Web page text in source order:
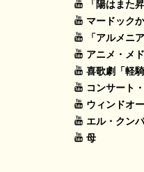
「陽はまた昇
マードック
「アルメニ
アニメ・メ
喜歌劇「軽
コンサート
ウィンドオ
エル・クン
母